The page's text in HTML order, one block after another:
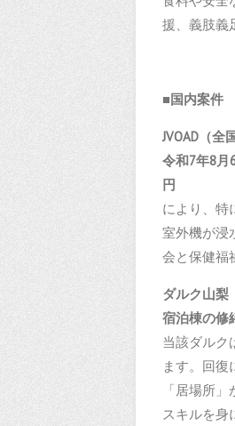
援、義肢義
■国内案件
JVOAD （全
令和7年
により、特
室外機が浸
会と保健福
ダルク山梨
宿泊
当該ダルク
ます。回
「居場所
スキルを身